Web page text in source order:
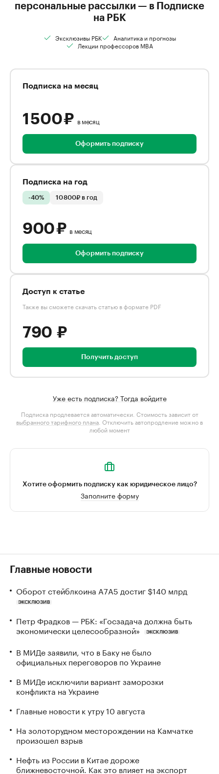
персональные рассылки — в Подписке
на РБК
Эксклюзивы РБК
Аналитика и прогнозы
Лекции профессоров MBA
Подписка на месяц
1 500 ₽ в месяц
Оформить подписку
Подписка на год
-40% 10 800₽ в год
900 ₽ в месяц
Оформить подписку
Доступ к статье
Также вы сможете скачать статью в формате PDF
790 ₽
Получить доступ
Уже есть подписка? Тогда войдите
Подписка продлевается автоматически. Стоимость зависит от
выбранного тарифного плана . Отключить автопродление можно в
любой момент
Хотите оформить подписку как юридическое лицо?
Заполните форму
Главные новости
Оборот стейблкоина А7А5 достиг $140 млрд
ЭКСКЛЮЗИВ
Петр Фрадков — РБК: «Госзадача должна быть
экономически целесообразной»
ЭКСКЛЮЗИВ
В МИДе заявили, что в Баку не было
официальных переговоров по Украине
В МИДе исключили вариант заморозки
конфликта на Украине
Главные новости к утру 10 августа
На золоторудном месторождении на Камчатке
произошел взрыв
Нефть из России в Китае дороже
ближневосточной. Как это влияет на экспорт